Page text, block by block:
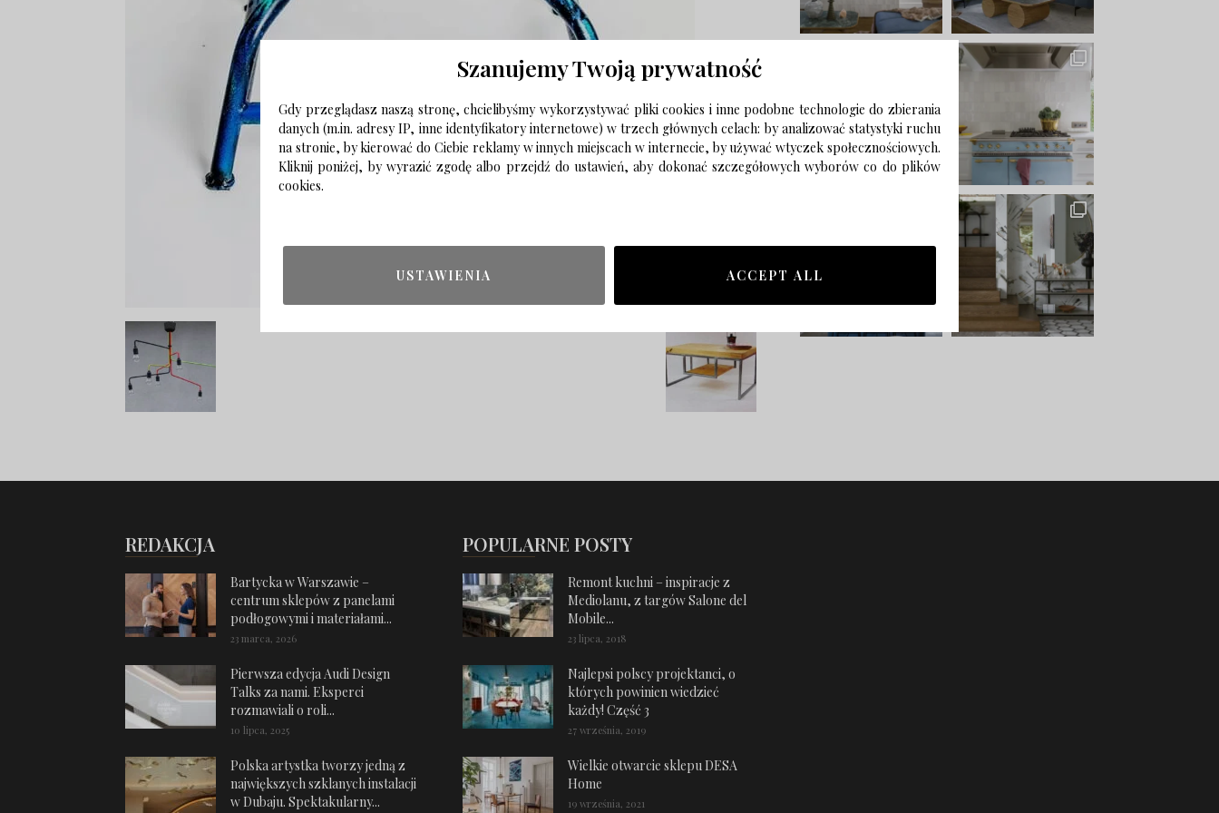
REDAKCJA
Bartycka w Warszawie –
centrum sklepów z panelami
podłogowymi i materiałami...
23 marca, 2026
Pierwsza edycja Audi Design
Talks za nami. Eksperci
rozmawiali o roli...
10 lipca, 2025
Polska artystka tworzy jedną z
największych szklanych instalacji
w Dubaju. Spektakularny...
POPULARNE POSTY
Remont kuchni – inspiracje z
Mediolanu, z targów Salone del
Mobile...
23 lipca, 2018
Najlepsi polscy projektanci, o
których powinien wiedzieć
każdy! Część 3
27 września, 2019
Wielkie otwarcie sklepu DESA
Home
19 września, 2021
Szanujemy Twoją prywatność
Gdy przeglądasz naszą stronę, chcielibyśmy wykorzystywać pliki cookies i inne podobne technologie do zbierania
danych (m.in. adresy IP, inne identyfikatory internetowe) w trzech głównych celach: by analizować statystyki ruchu
na stronie, by kierować do Ciebie reklamy w innych miejscach w internecie, by używać wtyczek społecznościowych.
Kliknij poniżej, by wyrazić zgodę albo przejdź do ustawień, aby dokonać szczegółowych wyborów co do plików
cookies.
USTAWIENIA ACCEPT ALL